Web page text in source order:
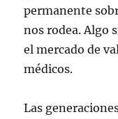
permanente
nos rodea. Algo
el mercado de
médicos.
Las